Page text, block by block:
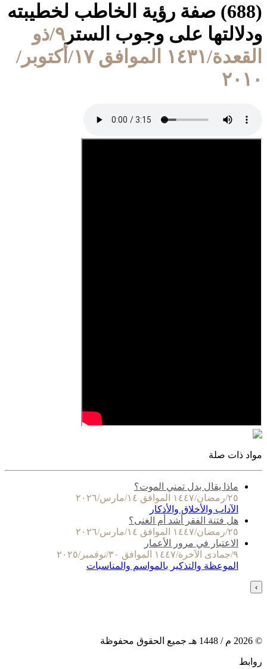
(688) صفة رؤية الخاطب لخطيبته
ودلالتها على وجوب الستر
٩/ذو
القعدة/١٤٣١ الموافق ١٧/أكتوبر/
٢٠١٠
مواد ذات صلة
ماذا يقال بدل تمني الموت؟
٢٥/رمضان/١٤٤٧ الموافق ١٤/مارس/٢٠٢٦
الآداب والأخلاق والأذكار
هل فتنة الفقر أشد أم الغنى؟
٢٥/رمضان/١٤٤٧ الموافق ١٤/مارس/٢٠٢٦
الاعتبار في مرور الأعمار
٩/جمادى الآخرة/١٤٤٧ الموافق ٣٠/نوفمبر/٢٠٢٥
الموعظة والتذكير بالمواسم والمناسبات
›
©
2026 م / 1448 هـ جميع الحقوق محفوظة
روابط